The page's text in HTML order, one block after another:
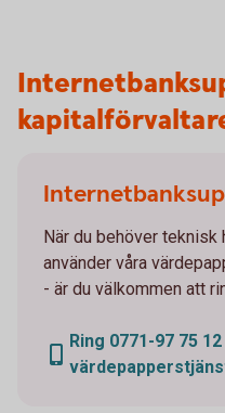
När du behöver teknisk
använder våra
- är du välkommen att
Ring 0771-97 75